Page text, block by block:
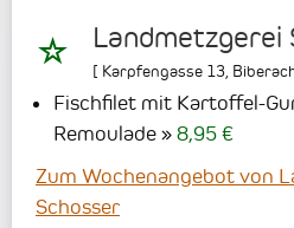
Landmetzgerei
[ Karpfengasse 13
Fischfilet mit Kartoffel-
Remoulade
8,95 €
Zum Wochenangebot von
Schosser